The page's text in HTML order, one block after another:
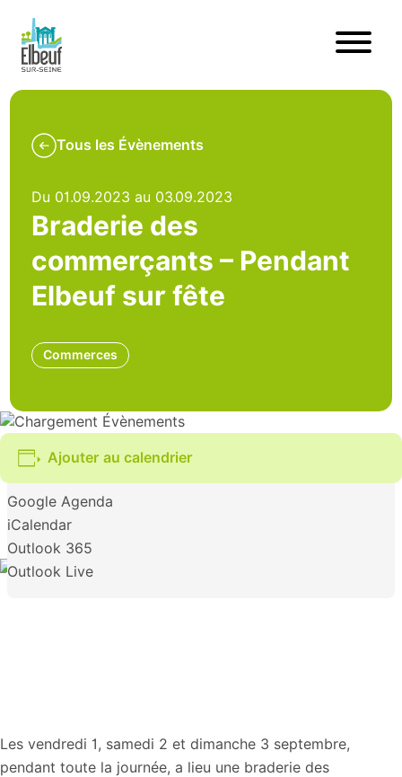
Tous les Évènements
Du 01.09.2023 au 03.09.2023
Braderie des
commerçants – Pendant
Elbeuf sur fête
Commerces
Ajouter au calendrier
Google Agenda
iCalendar
Outlook 365
Outlook Live
Les vendredi 1, samedi 2 et dimanche 3 septembre,
pendant toute la journée, a lieu une braderie des